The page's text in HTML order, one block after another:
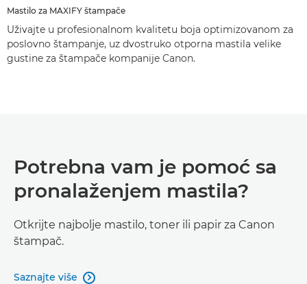
Mastilo za MAXIFY štampače
Uživajte u profesionalnom kvalitetu boja optimizovanom za
poslovno štampanje, uz dvostruko otporna mastila velike
gustine za štampače kompanije Canon.
Potrebna vam je pomoć sa
pronalaženjem mastila?
Otkrijte najbolje mastilo, toner ili papir za Canon
štampač.
Saznajte više 